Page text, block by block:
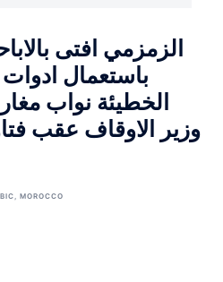
الزمزمي افتى
باستعمال
الخطيئة نواب
وزير الاوقاف عقب
, MOROCCO